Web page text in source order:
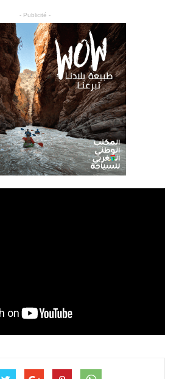
- Publicité -